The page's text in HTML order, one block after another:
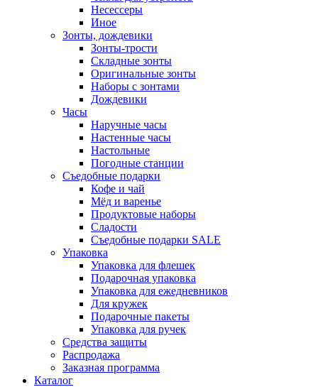
Несессеры
Иное
Зонты, дождевики
Зонты-трости
Складные зонты
Оригинальные зонты
Наборы с зонтами
Дождевики
Часы
Наручные часы
Настенные часы
Настольные
Погодные станции
Съедобные подарки
Кофе и чай
Мёд и варенье
Продуктовые наборы
Сладости
Съедобные подарки SALE
Упаковка
Упаковка для флешек
Подарочная упаковка
Упаковка для ежедневников
Для кружек
Подарочные пакеты
Упаковка для ручек
Средства защиты
Распродажа
Заказная программа
Каталог